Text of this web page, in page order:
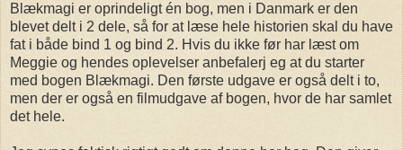
Blækmagi er oprindeligt én bog, men i Danmark er den
blevet delt i 2 dele, så for at læse hele historien skal du have
fat i både bind 1 og bind 2. Hvis du ikke før har læst om
Meggie og hendes oplevelser anbefalerj eg at du starter
med bogen Blækmagi. Den første udgave er også delt i to,
men der er også en filmudgave af bogen, hvor de har samlet
det hele.